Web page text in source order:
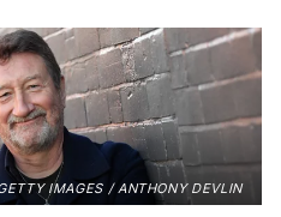
DESIGN
ARCOK
TÖRTÉNETEK
IMAGES / ANTHONY DEVLIN